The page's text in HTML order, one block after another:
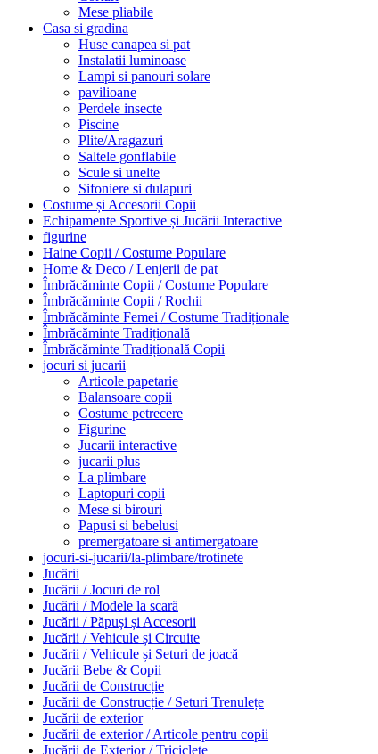
Mese pliabile
Casa si gradina
Huse canapea si pat
Instalatii luminoase
Lampi si panouri solare
pavilioane
Perdele insecte
Piscine
Plite/Aragazuri
Saltele gonflabile
Scule si unelte
Sifoniere si dulapuri
Costume și Accesorii Copii
Echipamente Sportive și Jucării Interactive
figurine
Haine Copii / Costume Populare
Home & Deco / Lenjerii de pat
Îmbrăcăminte Copii / Costume Populare
Îmbrăcăminte Copii / Rochii
Îmbrăcăminte Femei / Costume Tradiționale
Îmbrăcăminte Tradițională
Îmbrăcăminte Tradițională Copii
jocuri si jucarii
Articole papetarie
Balansoare copii
Costume petrecere
Figurine
Jucarii interactive
jucarii plus
La plimbare
Laptopuri copii
Mese si birouri
Papusi si bebelusi
premergatoare si antimergatoare
jocuri-si-jucarii/la-plimbare/trotinete
Jucării
Jucării / Jocuri de rol
Jucării / Modele la scară
Jucării / Păpuși și Accesorii
Jucării / Vehicule și Circuite
Jucării / Vehicule și Seturi de joacă
Jucării Bebe & Copii
Jucării de Construcție
Jucării de Construcție / Seturi Trenulețe
Jucării de exterior
Jucării de exterior / Articole pentru copii
Jucării de Exterior / Triciclete